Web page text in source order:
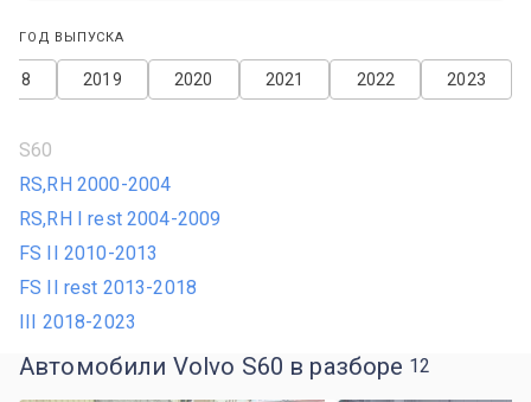
ГОД ВЫПУСКА
2023
2022
2021
2020
2019
S60
RS,RH 2000-2004
RS,RH I rest 2004-2009
FS II 2010-2013
FS II rest 2013-2018
III 2018-2023
Автомобили Volvo S60 в разборе 12